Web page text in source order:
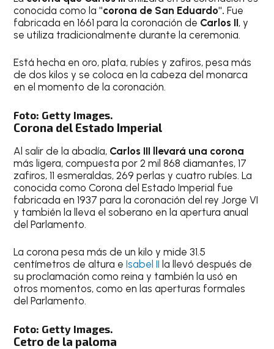
conocida como la"corona de San Eduardo". Fue
fabricada en 1661 para la coronación de Carlos II, y
se utiliza tradicionalmente durante la ceremonia.
Está hecha en oro, plata, rubíes y zafiros, pesa más
de dos kilos y se coloca en la cabeza del monarca
en el momento de la coronación.
Foto: Getty Images.
Corona del Estado Imperial
Al salir de la abadía, Carlos III llevará una corona
más ligera, compuesta por 2 mil 868 diamantes, 17
zafiros, 11 esmeraldas, 269 perlas y cuatro rubíes. La
conocida como Corona del Estado Imperial fue
fabricada en 1937 para la coronación del rey Jorge VI
y también la lleva el soberano en la apertura anual
del Parlamento.
La corona pesa más de un kilo y mide 31.5
centímetros de altura eIsabel II la llevó después de
su proclamación como reina y también la usó en
otros momentos, como en las aperturas formales
del Parlamento.
Foto: Getty Images.
Cetro de la paloma